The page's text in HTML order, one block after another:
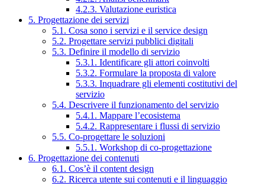
4.2.3. Valutazione euristica
5. Progettazione dei servizi
5.1. Cosa sono i servizi e il service design
5.2. Progettare servizi pubblici digitali
5.3. Definire il modello di servizio
5.3.1. Identificare gli attori coinvolti
5.3.2. Formulare la proposta di valore
5.3.3. Inquadrare gli elementi costitutivi del
servizio
5.4. Descrivere il funzionamento del servizio
5.4.1. Mappare l’ecosistema
5.4.2. Rappresentare i flussi di servizio
5.5. Co-progettare le soluzioni
5.5.1. Workshop di co-progettazione
6. Progettazione dei contenuti
6.1. Cos’è il content design
6.2. Ricerca utente sui contenuti e il linguaggio